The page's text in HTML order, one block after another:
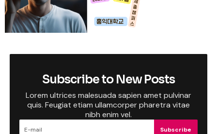
Subscribe to New Posts
Lorem ultrices malesuada sapien amet pulvinar
quis. Feugiat etiam ullamcorper pharetra vitae
nibh enim vel.
Subscribe